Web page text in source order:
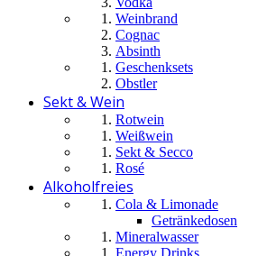
Weinbrand
Cognac
Absinth
Geschenksets
Obstler
Sekt & Wein
Rotwein
Weißwein
Sekt & Secco
Rosé
Alkoholfreies
Cola & Limonade
Getränkedosen
Mineralwasser
Energy Drinks